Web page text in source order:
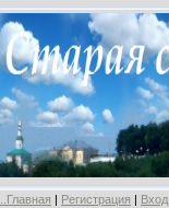
..Главная | Регистрация | Вход